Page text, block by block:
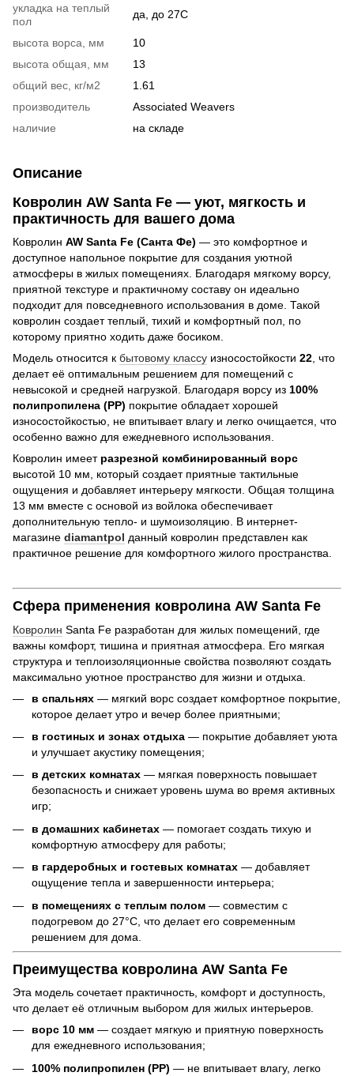
укладка на теплый
пол
да, до 27С
высота ворса, мм
10
высота общая, мм
13
общий вес, кг/м2
1.61
производитель
Associated Weavers
наличие
на складе
Описание
Ковролин AW Santa Fe — уют, мягкость и
практичность для вашего дома
Ковролин AW Santa Fe (Санта Фе) — это комфортное и
доступное напольное покрытие для создания уютной
атмосферы в жилых помещениях. Благодаря мягкому ворсу,
приятной текстуре и практичному составу он идеально
подходит для повседневного использования в доме. Такой
ковролин создает теплый, тихий и комфортный пол, по
которому приятно ходить даже босиком.
Модель относится к бытовому классу износостойкости 22 , что
делает её оптимальным решением для помещений с
невысокой и средней нагрузкой. Благодаря ворсу из 100%
полипропилена (PP) покрытие обладает хорошей
износостойкостью, не впитывает влагу и легко очищается, что
особенно важно для ежедневного использования.
Ковролин имеет разрезной комбинированный ворс
высотой 10 мм, который создает приятные тактильные
ощущения и добавляет интерьеру мягкости. Общая толщина
13 мм вместе с основой из войлока обеспечивает
дополнительную тепло- и шумоизоляцию. В интернет-
магазине diamantpol данный ковролин представлен как
практичное решение для комфортного жилого пространства.
Сфера применения ковролина AW Santa Fe
Ковролин Santa Fe разработан для жилых помещений, где
важны комфорт, тишина и приятная атмосфера. Его мягкая
структура и теплоизоляционные свойства позволяют создать
максимально уютное пространство для жизни и отдыха.
в спальнях — мягкий ворс создает комфортное покрытие,
которое делает утро и вечер более приятными;
в гостиных и зонах отдыха — покрытие добавляет уюта
и улучшает акустику помещения;
в детских комнатах — мягкая поверхность повышает
безопасность и снижает уровень шума во время активных
игр;
в домашних кабинетах — помогает создать тихую и
комфортную атмосферу для работы;
в гардеробных и гостевых комнатах — добавляет
ощущение тепла и завершенности интерьера;
в помещениях с теплым полом — совместим с
подогревом до 27°C, что делает его современным
решением для дома.
Преимущества ковролина AW Santa Fe
Эта модель сочетает практичность, комфорт и доступность,
что делает её отличным выбором для жилых интерьеров.
ворс 10 мм — создает мягкую и приятную поверхность
для ежедневного использования;
100% полипропилен (PP) — не впитывает влагу, легко